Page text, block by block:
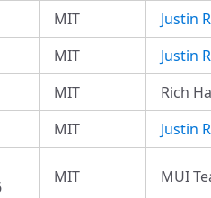
MIT
Justin
MIT
Justin
MIT
Rich
MIT Justin
MIT MUI